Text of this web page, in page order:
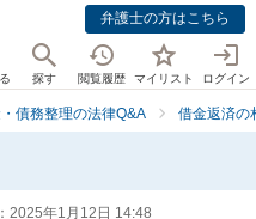
弁護士の方はこちら
探す 閲覧履歴 マイリスト ログイン
債務整理の法律Q&A 借金返済の
2025年1月12日 14:48